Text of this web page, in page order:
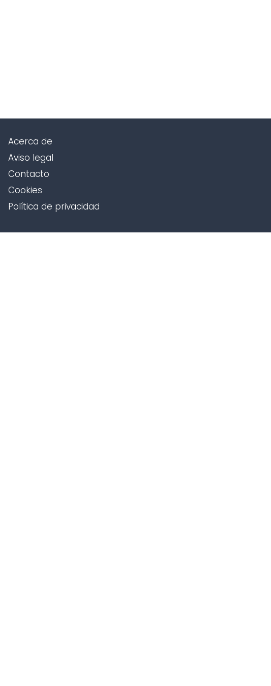
Acerca de
Aviso legal
Contacto
Cookies
Política de privacidad